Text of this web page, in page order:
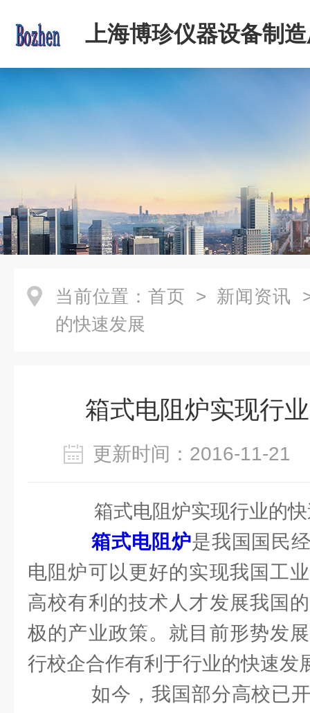
上海博珍仪器设备制
当前位置： 首页 > 新闻资讯
的快速发展
箱式电阻炉实现行
更新时间：2016-11-
箱式电阻炉实现行业的快
箱式电阻炉是我国国民
电阻炉可以更好的实现我国工
高校有利的技术人才发展我国
极的产业政策。就目前形势发
行校企合作有利于行业的快速发
如今，我国部分高校已